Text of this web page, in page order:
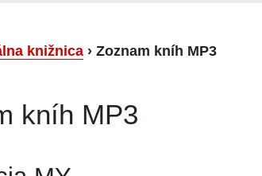
knižnica › Zoznam kníh MP3
kníh MP3